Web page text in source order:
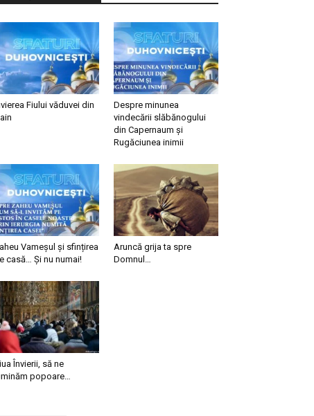
Fiului văduvei din
Despre minunea
vindecării slăbănogului
din Capernaum și
Rugăciunea inimii
Vameșul și sfințirea
casă… Și nu numai!
Aruncă grija ta spre
Domnul…
Învierii, să ne
popoare…